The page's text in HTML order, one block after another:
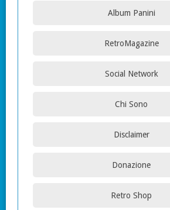
Album Panini
RetroMagazine
Social Network
Chi Sono
Disclaimer
Donazione
Retro Shop